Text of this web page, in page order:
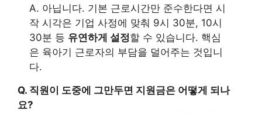
A. 아닙니다. 기본 근로시간만 준수한다면 시
작 시각은 기업 사정에 맞춰 9시 30분, 10시
30분 등 유연하게 설정할 수 있습니다. 핵심
은 육아기 근로자의 부담을 덜어주는 것입니
다.
Q. 직원이 도중에 그만두면 지원금은 어떻게 되나
요?